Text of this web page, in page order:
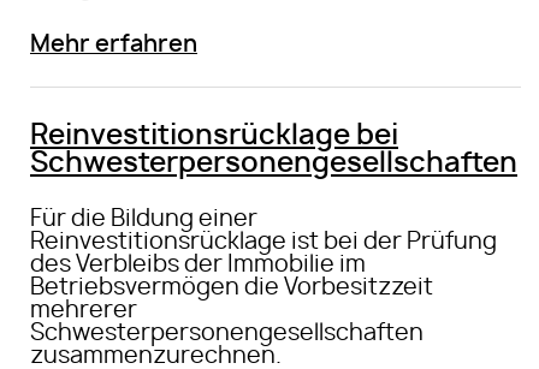
Mehr erfahren
Reinvestitionsrücklage bei
Schwesterpersonengesellschaften
Für die Bildung einer
Reinvestitionsrücklage ist bei der Prüfung
des Verbleibs der Immobilie im
Betriebsvermögen die Vorbesitzzeit
mehrerer
Schwesterpersonengesellschaften
zusammenzurechnen.